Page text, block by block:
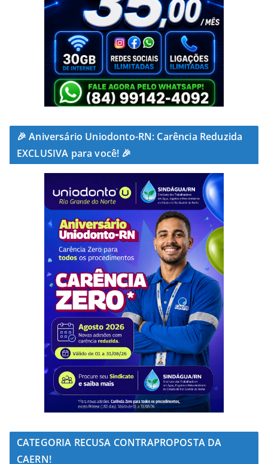
🎉 Aniversário Uniodonto-RN: Carência Reduzida
EXCLUSIVA para você! 🎉
CATEGORIA RECUSA CONTRAPROPOSTA DA
CAERN!